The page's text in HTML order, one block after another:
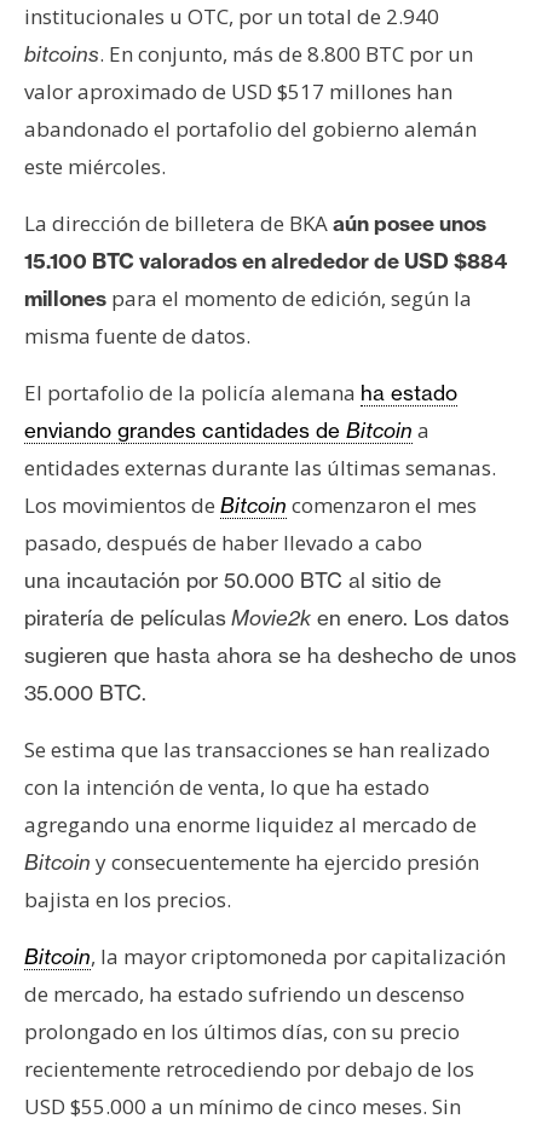
C
t
a
c
o
y
u
b
i
c
i
d
d
institucionales u OTC, por un total de 2.940
bitcoins. En conjunto, más de 8.800 BTC por un
valor aproximado de USD $517 millones han
abandonado el portafolio del gobierno alemán
este miércoles.
La dirección de billetera de BKAaún posee unos
15.100 BTC valorados en alrededor de USD $884
millones para el momento de edición, según la
misma fuente de datos.
El portafolio de la policía alemana ha estado
enviando grandes cantidades de Bitcoin a
entidades externas durante las últimas semanas.
Los movimientos de Bitcoin comenzaron el mes
pasado, después de haber llevado a cabo
una incautación por 50.000 BTC al sitio de
piratería de películasMovie2k en enero. Los datos
sugieren que hasta ahora se ha deshecho de unos
35.000 BTC.
Se estima que las transacciones se han realizado
con la intención de venta, lo que ha estado
agregando una enorme liquidez al mercado de
Bitcoin y consecuentemente ha ejercido presión
bajista en los precios.
Bitcoin, la mayor criptomoneda por capitalización
de mercado, ha estado sufriendo un descenso
prolongado en los últimos días, con su precio
recientemente retrocediendo por debajo de los
USD $55.000 a un mínimo de cinco meses. Sin